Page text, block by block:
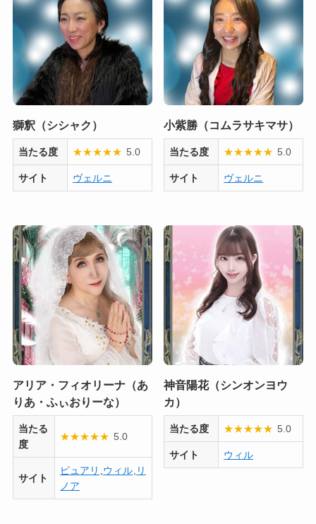
獅釈（シシャク）
当たる度 ★★★★★ 5.0
サイト ヴェルニ
小紫勝（コムラサキマサ）
当たる度 ★★★★★ 5.0
サイト ヴェルニ
アリア・フィオリーナ（あ
りあ・ふぃおりーな）
当たる
度
★★★★★ 5.0
サイト
ピュアリ ,ウィル, リ
ノア
神音陽花（シンオンヨウ
カ）
当たる度 ★★★★★ 5.0
サイト ウィル